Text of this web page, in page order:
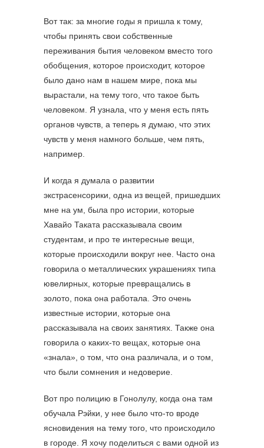
Вот так: за многие годы я пришла к тому,
чтобы принять свои собственные
переживания бытия человеком вместо того
обобщения, которое происходит, которое
было дано нам в нашем мире, пока мы
вырастали, на тему того, что такое быть
человеком. Я узнала, что у меня есть пять
органов чувств, а теперь я думаю, что этих
чувств у меня намного больше, чем пять,
например.
И когда я думала о развитии
экстрасенсорики, одна из вещей, пришедших
мне на ум, была про истории, которые
Хавайо Таката рассказывала своим
студентам, и про те интересные вещи,
которые происходили вокруг нее. Часто она
говорила о металлических украшениях типа
ювелирных, которые превращались в
золото, пока она работала. Это очень
известные истории, которые она
рассказывала на своих занятиях. Также она
говорила о каких-то вещах, которые она
«знала», о том, что она различала, и о том,
что были сомнения и недоверие.
Вот про полицию в Гонолулу, когда она там
обучала Рэйки, у нее было что-то вроде
ясновидения на тему того, что происходило
в городе. Я хочу поделиться с вами одной из